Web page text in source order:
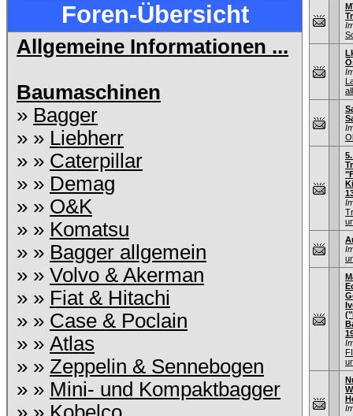
Foren-Übersicht
Allgemeine Informationen ...
Baumaschinen
» Bagger
» » Liebherr
» » Caterpillar
» » Demag
» » O&K
» » Komatsu
» » Bagger allgemein
» » Volvo & Akerman
» » Fiat & Hitachi
» » Case & Poclain
» » Atlas
» » Zeppelin & Sennebogen
» » Mini- und Kompaktbagger